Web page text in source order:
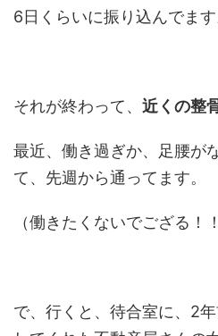
6日くらいに振り込んでます
それが終わって、 近くの整
最近、働き過ぎか、足腰が
て、先週から通ってます。
（働きたくないでござる！！
で、行くと、待合室に、2